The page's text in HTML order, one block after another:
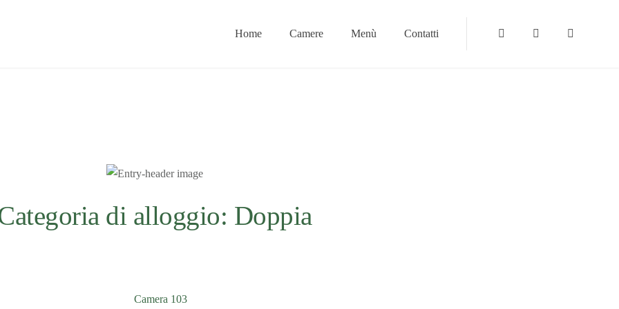
Home Camere Menù Contatti Instagram Tripadvisor
di alloggio: Doppia